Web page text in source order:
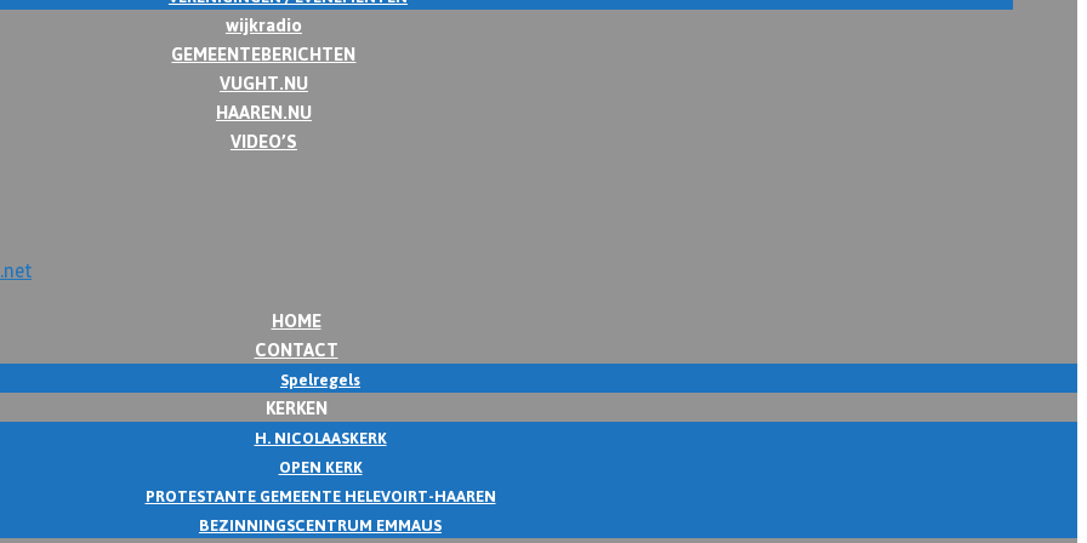
wijkradio
GEMEENTEBERICHTEN
VUGHT.NU
HAAREN.NU
VIDEO’S
HOME
CONTACT
Spelregels
KERKEN
H. NICOLAASKERK
OPEN KERK
PROTESTANTE GEMEENTE HELEVOIRT-HAAREN
BEZINNINGSCENTRUM EMMAUS